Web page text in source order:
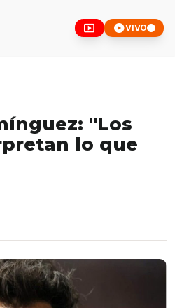
smart_display play_circleVIVO
"Los
lo que